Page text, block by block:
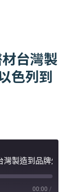
台灣製
色列到
00:00 /